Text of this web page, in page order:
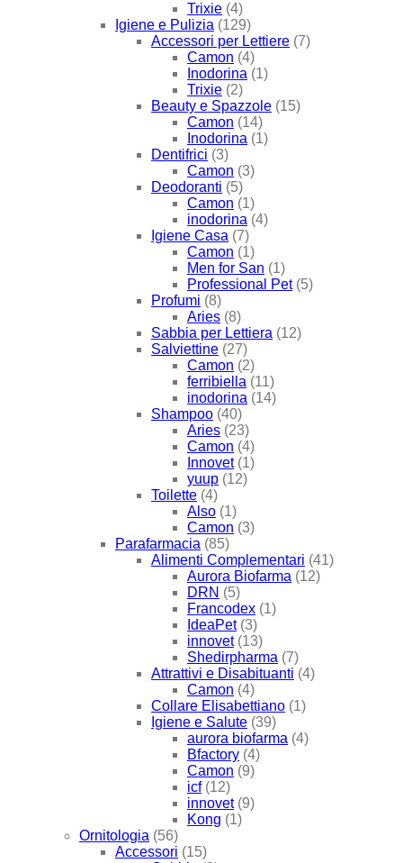
Trixie (4)
Igiene e Pulizia (129)
Accessori per Lettiere (7)
Camon (4)
Inodorina (1)
Trixie (2)
Beauty e Spazzole (15)
Camon (14)
Inodorina (1)
Dentifrici (3)
Camon (3)
Deodoranti (5)
Camon (1)
inodorina (4)
Igiene Casa (7)
Camon (1)
Men for San (1)
Professional Pet (5)
Profumi (8)
Aries (8)
Sabbia per Lettiera (12)
Salviettine (27)
Camon (2)
ferribiella (11)
inodorina (14)
Shampoo (40)
Aries (23)
Camon (4)
Innovet (1)
yuup (12)
Toilette (4)
Also (1)
Camon (3)
Parafarmacia (85)
Alimenti Complementari (41)
Aurora Biofarma (12)
DRN (5)
Francodex (1)
IdeaPet (3)
innovet (13)
Shedirpharma (7)
Attrattivi e Disabituanti (4)
Camon (4)
Collare Elisabettiano (1)
Igiene e Salute (39)
aurora biofarma (4)
Bfactory (4)
Camon (9)
icf (12)
innovet (9)
Kong (1)
Ornitologia (56)
Accessori (15)